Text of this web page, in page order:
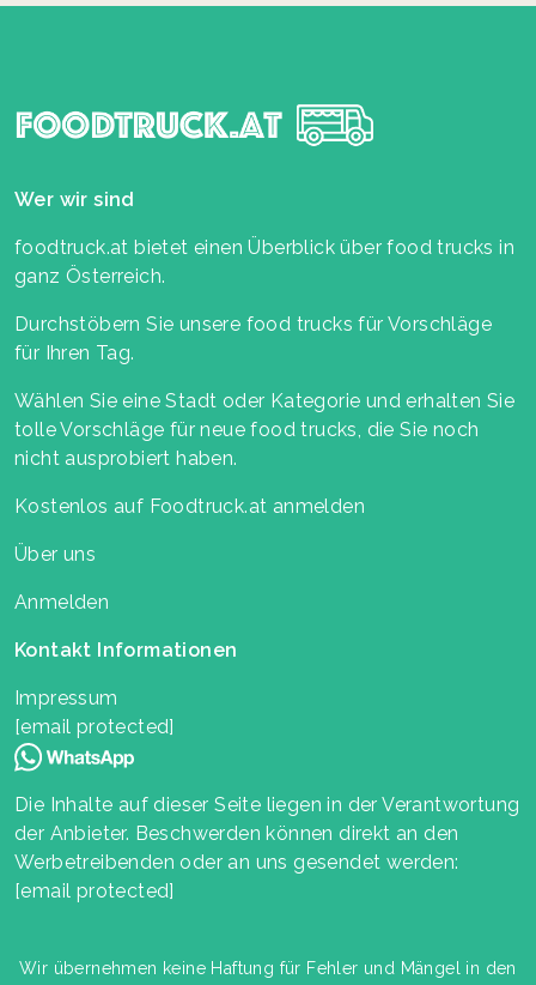
Wer wir sind
foodtruck.at bietet einen Überblick über food trucks in
ganz Österreich.
Durchstöbern Sie unsere food trucks für Vorschläge
für Ihren Tag.
Wählen Sie eine Stadt oder Kategorie und erhalten Sie
tolle Vorschläge für neue food trucks, die Sie noch
nicht ausprobiert haben.
Kostenlos auf Foodtruck.at anmelden
Über uns
Anmelden
Kontakt Informationen
Impressum
[email protected]
Die Inhalte auf dieser Seite liegen in der Verantwortung
der Anbieter. Beschwerden können direkt an den
Werbetreibenden oder an uns gesendet werden:
[email protected]
Wir übernehmen keine Haftung für Fehler und Mängel in den